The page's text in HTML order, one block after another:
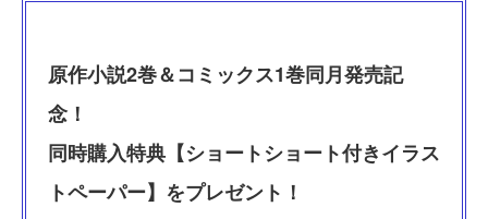
原作小説2巻＆コミックス1巻同月発売記
念！
同時購入特典【ショートショート付きイラス
トペーパー】をプレゼント！